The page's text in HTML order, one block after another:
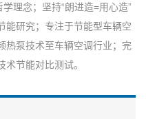
理念；坚持“朗进造=用心造”
能研究；专注于节能型车辆空
热泵技术至车辆空调行业；完
节能对比测试。